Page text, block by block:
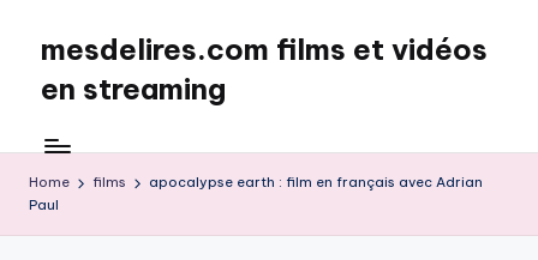
content
mesdelires.com films et vidéos
en streaming
:
film
et
video
Home films
apocalypse earth : film en français avec Adrian
Paul